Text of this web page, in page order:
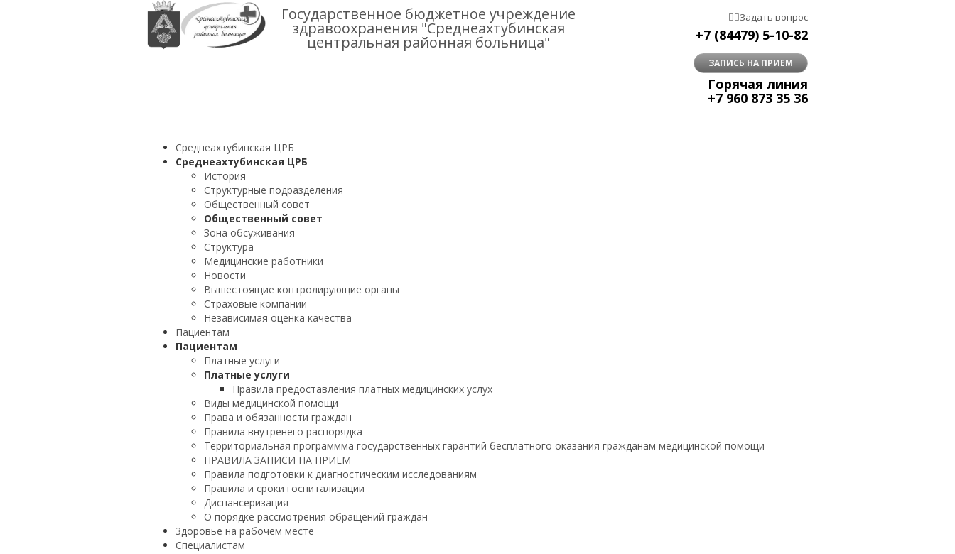
Государственное бюджетное учреждение
здравоохранения "Среднеахтубинская
центральная районная больница"
Задать вопрос
+7 (84479) 5-10-82
ЗАПИСЬ НА ПРИЕМ
Горячая линия
+7 960 873 35 36
Среднеахтубинская ЦРБ
Среднеахтубинская ЦРБ
История
Структурные подразделения
Общественный совет
Общественный совет
Зона обсуживания
Структура
Медицинские работники
Новости
Вышестоящие контролирующие органы
Страховые компании
Независимая оценка качества
Пациентам
Пациентам
Платные услуги
Платные услуги
Правила предоставления платных медицинских услух
Виды медицинской помощи
Права и обязанности граждан
Правила внутренего распорядка
Территориальная программма государственных гарантий бесплатного оказания гражданам медицинской помощи
ПРАВИЛА ЗАПИСИ НА ПРИЕМ
Правила подготовки к диагностическим исследованиям
Правила и сроки госпитализации
Диспансеризация
О порядке рассмотрения обращений граждан
Здоровье на рабочем месте
Специалистам